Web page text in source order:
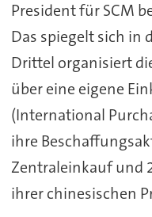
President für SCM
Das spiegelt sich in
Drittel organisiert
über eine eigene
(International
ihre
Zentraleinkauf und
ihrer chinesischen